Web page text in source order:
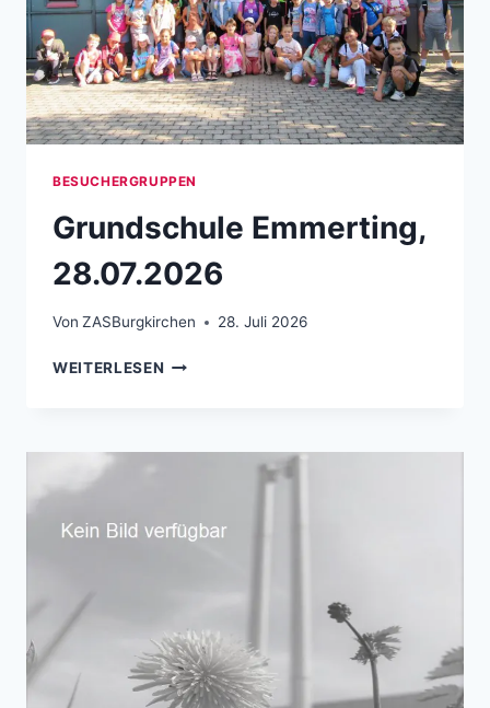
BESUCHERGRUPPEN
Grundschule Emmerting,
28.07.2026
Von ZASBurgkirchen 28. Juli 2026
WEITERLESEN GRUNDSCHULE EMMERTING, 28.07.2026